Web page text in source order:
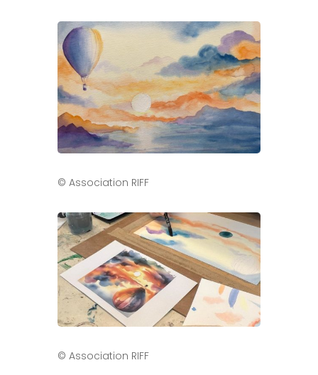
© Association RIFF
© Association RIFF